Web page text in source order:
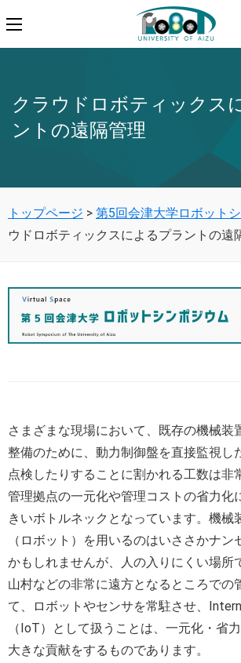
クラウドロボティックス
ントの遠隔管理
トップページ > 第5回会津大学ロボット
ウドロボティックスによるプラントの遠
さまざまな現場において、既存の機械装
整備のために、動力制御盤を直接監視し
点検したりすることに割かれる工数は非
管理拠点の一元化や管理コストの省力化
きいボトルネックとなっています。機械
（ロボット）を用いるのはいささかナン
かもしれませんが、人の入りにくい場所
山村などの非常に遠方となるところでの
て、ロボットやセンサを常駐させ、
（IoT）として扱うことは、一元化・省
大きな貢献をするものであります。